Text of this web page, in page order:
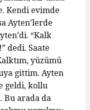
Kendi evimde
Ayten’lerde
“Kalk
dedi. Saate
yüzümü
gittim. Ayten
geldi, kollu
Bu arada da